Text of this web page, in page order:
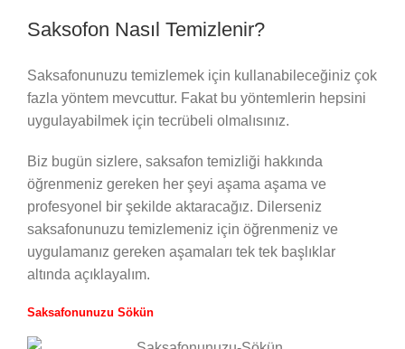
Saksofon Nasıl Temizlenir?
Saksafonunuzu temizlemek için kullanabileceğiniz çok
fazla yöntem mevcuttur. Fakat bu yöntemlerin hepsini
uygulayabilmek için tecrübeli olmalısınız.
Biz bugün sizlere, saksafon temizliği hakkında
öğrenmeniz gereken her şeyi aşama aşama ve
profesyonel bir şekilde aktaracağız. Dilerseniz
saksafonunuzu temizlemeniz için öğrenmeniz ve
uygulamanız gereken aşamaları tek tek başlıklar
altında açıklayalım.
Saksafonunuzu Sökün